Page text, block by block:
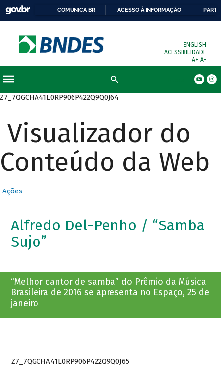
COMUNICA BR ACESSO À INFORMAÇÃO
ENGLISH
ACESSIBILIDADE
A+ A-
Z7_7QGCHA41L0RP906P422Q9Q0J64
Visualizador do
Conteúdo da Web
Ações
Alfredo Del-Penho / “Samba
Sujo”
“Melhor cantor de samba” do Prêmio da Música
Brasileira de 2016 se apresenta no Espaço, 25 de
janeiro
Z7_7QGCHA41L0RP906P422Q9Q0J65